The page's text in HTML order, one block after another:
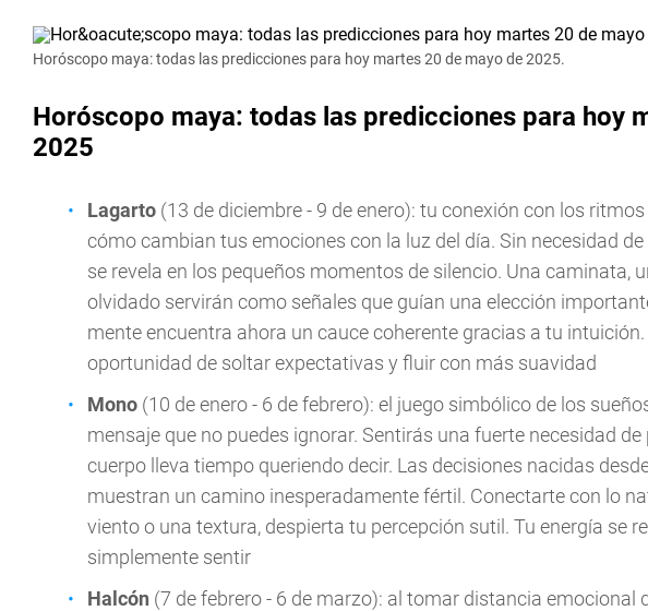
Horóscopo maya: todas las predicciones para hoy martes 20 de mayo de 2025.
Horóscopo maya: todas las predicciones para hoy
2025
Lagarto (13 de diciembre - 9 de enero): tu conexión con los
cómo cambian tus emociones con la luz del día. Sin necesidad
se revela en los pequeños momentos de silencio. Una caminata,
olvidado servirán como señales que guían una elección
mente encuentra ahora un cauce coherente gracias a tu
oportunidad de soltar expectativas y fluir con más suavidad
Mono (10 de enero - 6 de febrero): el juego simbólico de los
mensaje que no puedes ignorar. Sentirás una fuerte necesidad
cuerpo lleva tiempo queriendo decir. Las decisiones nacidas
muestran un camino inesperadamente fértil. Conectarte con lo
viento o una textura, despierta tu percepción sutil. Tu energía se
simplemente sentir
Halcón (7 de febrero - 6 de marzo): al tomar distancia emocional